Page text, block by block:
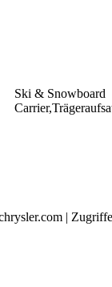
Ski & Snowboard
|